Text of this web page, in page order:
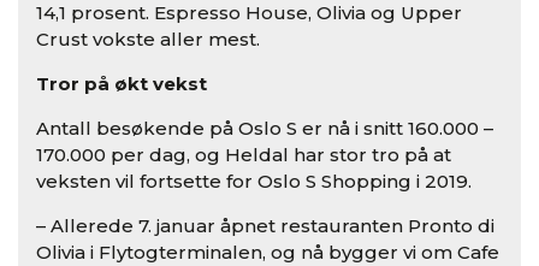
14,1 prosent. Espresso House, Olivia og Upper
Crust vokste aller mest.
Tror på økt vekst
Antall besøkende på Oslo S er nå i snitt 160.000 –
170.000 per dag, og Heldal har stor tro på at
veksten vil fortsette for Oslo S Shopping i 2019.
– Allerede 7. januar åpnet restauranten Pronto di
Olivia i Flytogterminalen, og nå bygger vi om Cafe